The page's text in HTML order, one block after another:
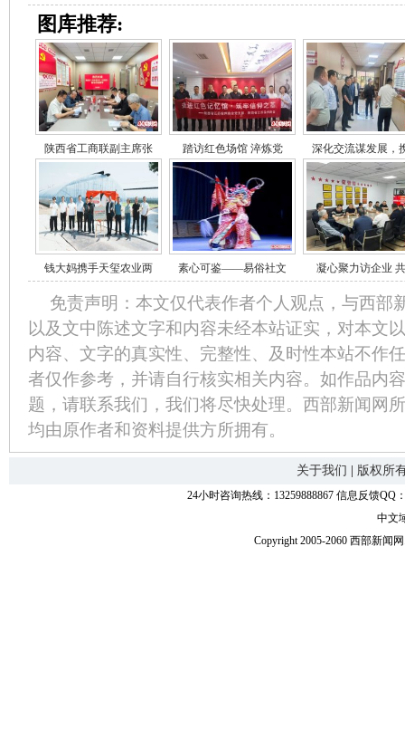
图库推荐:
陕西省工商联副主席张 踏访红色场馆 淬炼党 深化交流谋发展，
钱大妈携手天玺农业两 素心可鉴——易俗社文 凝心聚力访企业
免责声明：本文仅代表作者个人观点，与西部
以及文中陈述文字和内容未经本站证实，对本文
内容、文字的真实性、完整性、及时性本站不作
者仅作参考，并请自行核实相关内容。如作品内
题，请联系我们，我们将尽快处理。西部新闻网
均由原作者和资料提供方所拥有。
关于我们 版权所
24小时咨询热线：13259888867 信息反馈QQ
中文
Copyright 2005-2060 西部新闻